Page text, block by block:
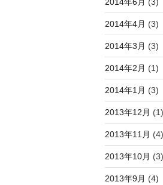
2014年4月 (3)
2014年3月 (3)
2014年2月 (1)
2014年1月 (3)
2013年12月 (1)
2013年11月 (4)
2013年10月 (3)
2013年9月 (4)